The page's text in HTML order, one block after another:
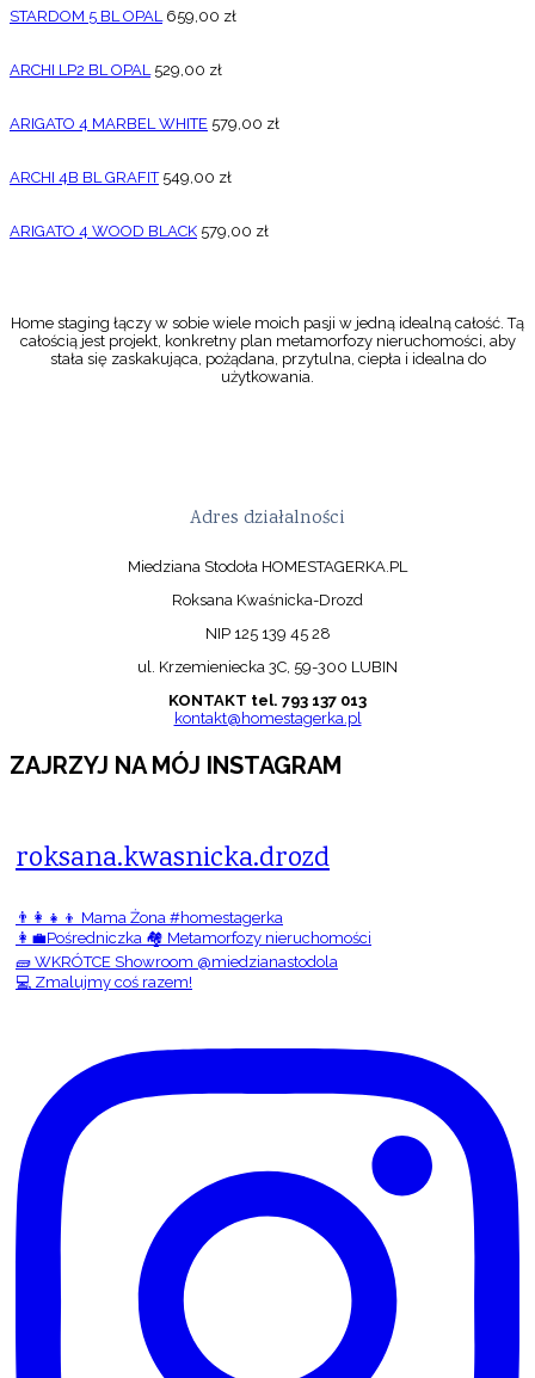
STARDOM 5 BL OPAL 659,00 zł
ARCHI LP2 BL OPAL 529,00 zł
ARIGATO 4 MARBEL WHITE 579,00 zł
ARCHI 4B BL GRAFIT 549,00 zł
ARIGATO 4 WOOD BLACK 579,00 zł
Home staging łączy w sobie wiele moich pasji w jedną idealną całość. Tą
całością jest projekt, konkretny plan metamorfozy nieruchomości, aby
stała się zaskakująca, pożądana, przytulna, ciepła i idealna do
użytkowania.
Adres działalności
Miedziana Stodoła HOMESTAGERKA.PL
Roksana Kwaśnicka-Drozd
NIP 125 139 45 28
ul. Krzemieniecka 3C, 59-300 LUBIN
KONTAKT tel. 793 137 013
kontakt@homestagerka.pl
ZAJRZYJ NA MÓJ INSTAGRAM
roksana.kwasnicka.drozd
👨‍👩‍👧‍👦 Mama Żona #homestagerka
👩‍💼Pośredniczka 🏘️ Metamorfozy nieruchomości
🧱 WKRÓTCE Showroom @miedzianastodola
💻 Zmalujmy coś razem!